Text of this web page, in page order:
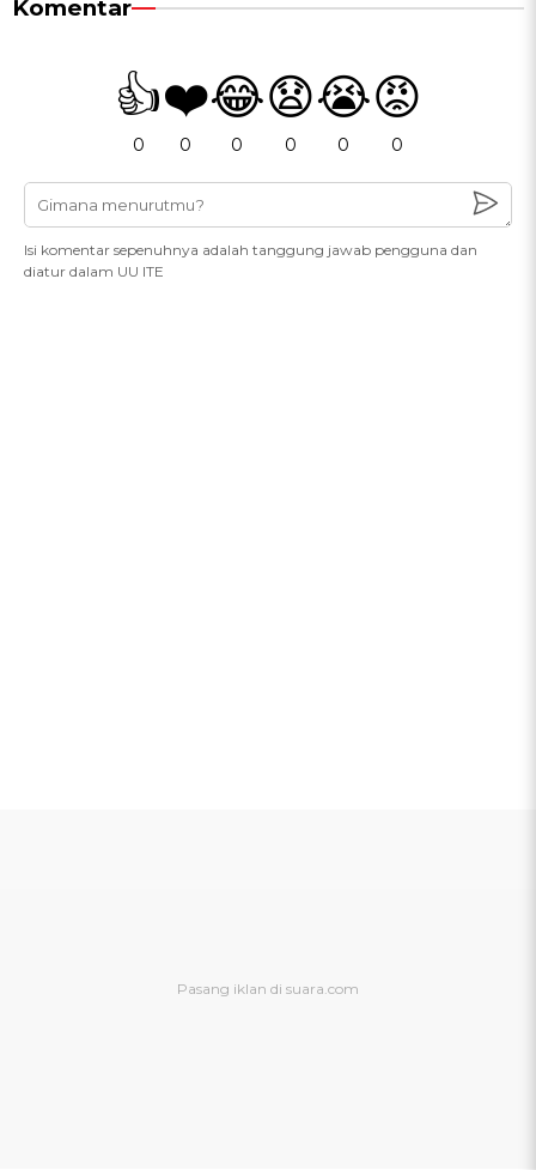
Komentar
👍
0
❤️
0
😂
0
😧
0
😭
0
😡
0
Isi komentar sepenuhnya adalah tanggung jawab pengguna dan
diatur dalam UU ITE